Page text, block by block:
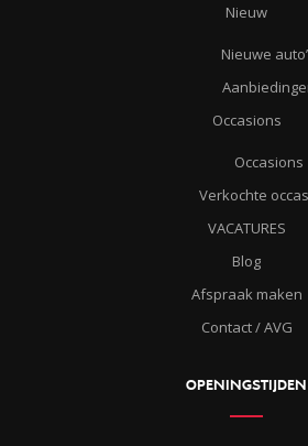
Nieuw
Nieuwe
Occasions
Occasions
Verkochte
VACATURES
Blog
Afspraak maken
Contact / AVG
OPENINGSTIJDEN